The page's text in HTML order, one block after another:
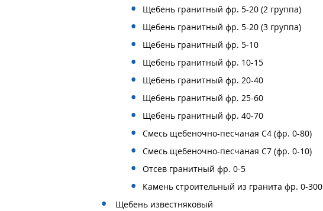
Щебень гранитный фр. 5-20 (2 группа)
Щебень гранитный фр. 5-20 (3 группа)
Щебень гранитный фр. 5-10
Щебень гранитный фр. 10-15
Щебень гранитный фр. 20-40
Щебень гранитный фр. 25-60
Щебень гранитный фр. 40-70
Смесь щебеночно-песчаная С4 (фр. 0-80)
Смесь щебеночно-песчаная С7 (фр. 0-10)
Отсев гранитный фр. 0-5
Камень строительный из гранита фр. 0-300
Щебень известняковый